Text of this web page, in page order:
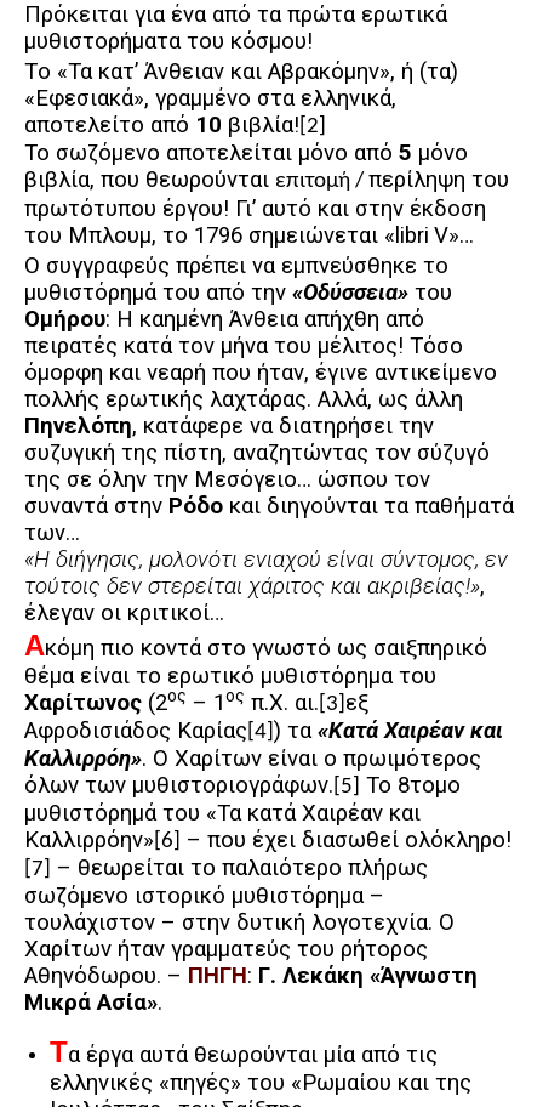
Πρόκειται για ένα από τα πρώτα ερωτικά
μυθιστορήματα του κόσμου!
Tο «Τα κατ’ Άνθειαν και Αβρακόμην», ή (τα)
«Εφεσιακά», γραμμένο στα ελληνικά,
αποτελείτο από 10 βιβλία! [2]
Το σωζόμενο αποτελείται μόνο από 5 μόνο
βιβλία, που θεωρούνται επιτομή / περίληψη του
πρωτότυπου έργου! Γι’ αυτό και στην έκδοση
του Μπλουμ, το 1796 σημειώνεται « libri V»…
Ο συγγραφεύς πρέπει να εμπνεύσθηκε το
μυθιστόρημά του από την «Οδύσσεια» του
Ομήρου: Η καημένη Άνθεια απήχθη από
πειρατές κατά τον μήνα του μέλιτος! Τόσο
όμορφη και νεαρή που ήταν, έγινε αντικείμενο
πολλής ερωτικής λαχτάρας. Αλλά, ως άλλη
Πηνελόπη, κατάφερε να διατηρήσει την
συζυγική της πίστη, αναζητώντας τον σύζυγό
της σε όλην την Μεσόγειο… ώσπου τον
συναντά στην Ρόδο και διηγούνται τα παθήματά
των…
«Η διήγησις, μολονότι ενιαχού είναι σύντομος, εν
τούτοις δεν στερείται χάριτος και ακριβείας!»,
έλεγαν οι κριτικοί…
Ακόμη πιο κοντά στο γνωστό ως σαιξπηρικό
θέμα είναι το ερωτικό μυθιστόρημα του
Χαρίτωνος (2ος – 1ος π.Χ. αι. [3] εξ
Αφροδισιάδος Καρίας [4] ) τα«Κατά Χαιρέαν και
Καλλιρρόη». Ο Χαρίτων είναι ο πρωιμότερος
όλων των μυθιστοριογράφων. [5]
Το 8τομο
μυθιστόρημά του «Τα κατά Χαιρέαν και
Καλλιρρόην» [6] – που έχει διασωθεί ολόκληρο!
[7]
– θεωρείται το παλαιότερο πλήρως
σωζόμενο ιστορικό μυθιστόρημα –
τουλάχιστον – στην δυτική λογοτεχνία. Ο
Χαρίτων ήταν γραμματεύς του ρήτορος
Αθηνόδωρου. – ΠΗΓΗ: Γ. Λεκάκη «Άγνωστη
Μικρά Ασία».
Τα έργα αυτά θεωρούνται μία από τις
ελληνικές «πηγές» του «Ρωμαίου και της